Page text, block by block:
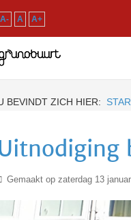
A- A A+
BEVINDT ZICH HIER:
Gemaakt op zaterdag 13